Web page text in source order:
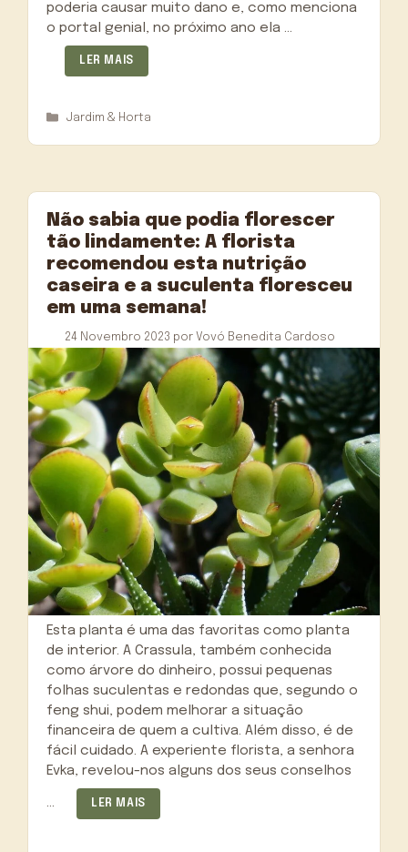
poderia causar muito dano e, como menciona
o portal genial, no próximo ano ela …
LER MAIS
Categorias
Jardim & Horta
Não sabia que podia florescer
tão lindamente: A florista
recomendou esta nutrição
caseira e a suculenta floresceu
em uma semana!
24 Novembro 2023 por Vovó Benedita Cardoso
Esta planta é uma das favoritas como planta
de interior. A Crassula, também conhecida
como árvore do dinheiro, possui pequenas
folhas suculentas e redondas que, segundo o
feng shui, podem melhorar a situação
financeira de quem a cultiva. Além disso, é de
fácil cuidado. A experiente florista, a senhora
Evka, revelou-nos alguns dos seus conselhos
… LER MAIS